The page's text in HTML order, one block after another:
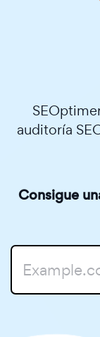
auditoría
Consigue